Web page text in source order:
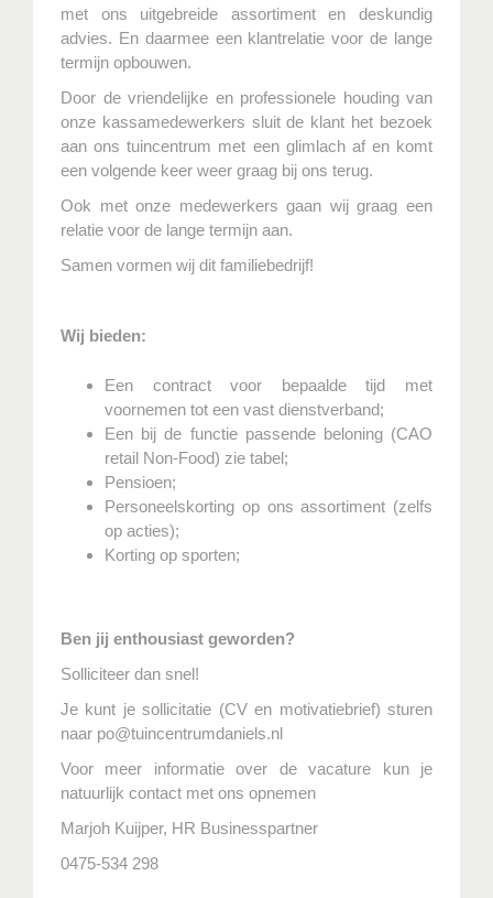
met ons uitgebreide assortiment en deskundig
advies. En daarmee een klantrelatie voor de lange
termijn opbouwen.
Door de vriendelijke en professionele houding van
onze kassamedewerkers sluit de klant het bezoek
aan ons tuincentrum met een glimlach af en komt
een volgende keer weer graag bij ons terug.
Ook met onze medewerkers gaan wij graag een
relatie voor de lange termijn aan.
Samen vormen wij dit familiebedrijf!
Wij bieden:
Een contract voor bepaalde tijd met
voornemen tot een vast dienstverband;
Een bij de functie passende beloning (CAO
retail Non-Food) zie tabel;
Pensioen;
Personeelskorting op ons assortiment (zelfs
op acties);
Korting op sporten;
Ben jij enthousiast geworden?
Solliciteer dan snel!
Je kunt je sollicitatie (CV en motivatiebrief) sturen
naar po@tuincentrumdaniels.nl
Voor meer informatie over de vacature kun je
natuurlijk contact met ons opnemen
Marjoh Kuijper, HR Businesspartner
0475-534 298